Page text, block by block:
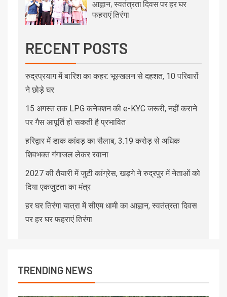
आह्वान, स्वतंत्रता दिवस पर हर घर
फहराएं तिरंगा
RECENT POSTS
रुद्रप्रयाग में बारिश का कहर: भूस्खलन से दहशत, 10 परिवारों
ने छोड़े घर
15 अगस्त तक LPG कनेक्शन की e-KYC जरूरी, नहीं कराने
पर गैस आपूर्ति हो सकती है प्रभावित
हरिद्वार में डाक कांवड़ का सैलाब, 3.19 करोड़ से अधिक
शिवभक्त गंगाजल लेकर रवाना
2027 की तैयारी में जुटी कांग्रेस, खड़गे ने रुद्रपुर में नेताओं को
दिया एकजुटता का मंत्र
हर घर तिरंगा यात्रा में सीएम धामी का आह्वान, स्वतंत्रता दिवस
पर हर घर फहराएं तिरंगा
TRENDING NEWS